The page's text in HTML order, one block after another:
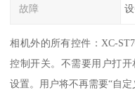
故障
相机外的所有控件：XC-
控制开关。不需要用户打
设置。用户将不再需要“自定